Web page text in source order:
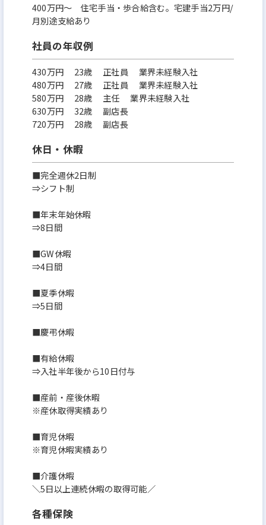
400万円〜 住宅手当・歩合給含む。宅建手当2万円/
月別途支給あり
社員の年収例
430万円 23歳 正社員 業界未経験入社
480万円 27歳 正社員 業界未経験入社
580万円 28歳 主任 業界未経験入社
630万円 32歳 副店長
720万円 28歳 副店長
休日・休暇
■完全週休2日制
⇒シフト制
■年末年始休暇
⇒8日間
■GW休暇
⇒4日間
■夏季休暇
⇒5日間
■慶弔休暇
■有給休暇
⇒入社半年後から10日付与
■産前・産後休暇
※産休取得実績あり
■育児休暇
※育児休暇実績あり
■介護休暇
＼5日以上連続休暇の取得可能／
各種保険